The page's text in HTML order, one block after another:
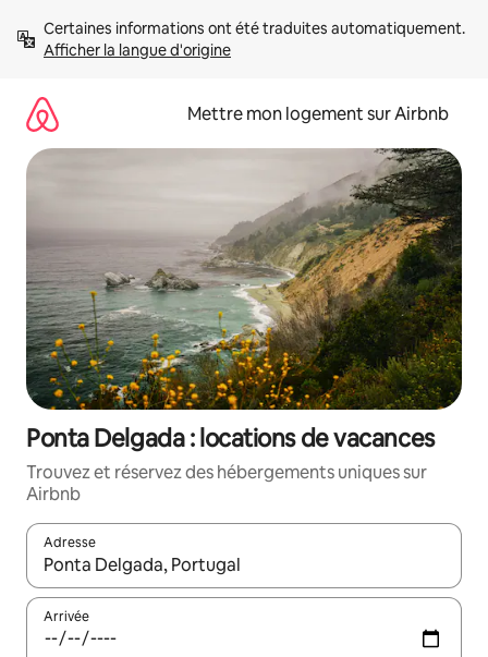
directement
Afficher la langue d'origine
Mettre mon logement sur Airbnb
Ponta Delgada : locations de vacances
Trouvez et réservez des hébergements uniques sur
Airbnb
Adresse
Lorsque les résultats s'affichent, utilisez les flèches vers le
Arrivée